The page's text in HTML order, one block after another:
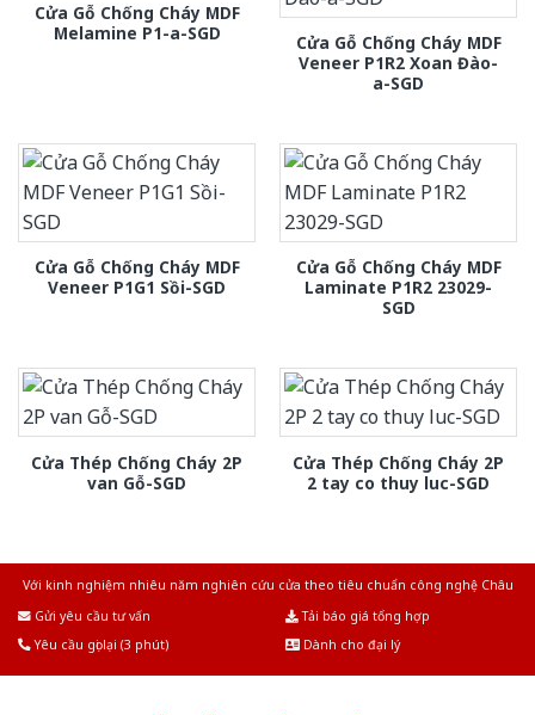
Cửa Gỗ Chống Cháy MDF
Melamine P1-a-SGD
Cửa Gỗ Chống Cháy MDF
Veneer P1R2 Xoan Đào-
a-SGD
Cửa Gỗ Chống Cháy MDF
Veneer P1G1 Sồi-SGD
Cửa Gỗ Chống Cháy MDF
Laminate P1R2 23029-
SGD
Cửa Thép Chống Cháy 2P
van Gỗ-SGD
Cửa Thép Chống Cháy 2P
2 tay co thuy luc-SGD
Với kinh nghiệm nhiêu năm nghiên cứu cửa theo tiêu chuẩn công nghệ Châu
Gửi yêu cầu tư vấn
Tải báo giá tổng hợp
Yêu cầu gọi lại (3 phút)
Dành cho đại lý